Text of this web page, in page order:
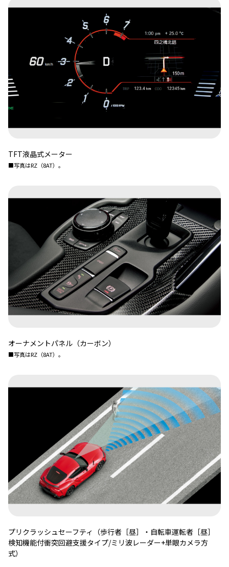
TFT液晶式メーター
■写真はRZ（8AT）。
オーナメントパネル（カーボン）
■写真はRZ（8AT）。
プリクラッシュセーフティ（歩行者［昼］・自転車運転者［昼］
検知機能付衝突回避支援タイプ/ミリ波レーダー+単眼カメラ方
式）